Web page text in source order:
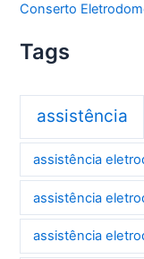
Conserto
Tags
assistência
assistência
assistência
assistência